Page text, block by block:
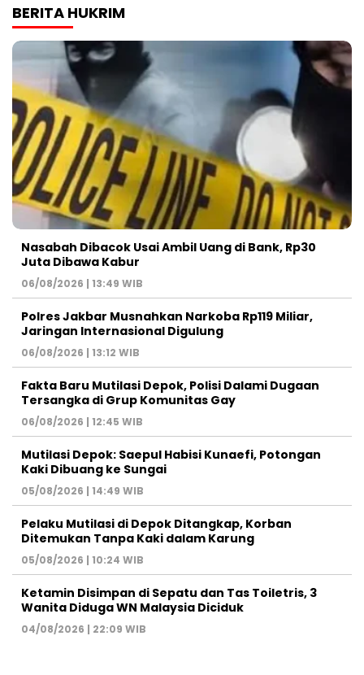
BERITA HUKRIM
Nasabah Dibacok Usai Ambil Uang di Bank, Rp30
Juta Dibawa Kabur
06/08/2026 | 13:49 WIB
Polres Jakbar Musnahkan Narkoba Rp119 Miliar,
Jaringan Internasional Digulung
06/08/2026 | 13:12 WIB
Fakta Baru Mutilasi Depok, Polisi Dalami Dugaan
Tersangka di Grup Komunitas Gay
06/08/2026 | 12:45 WIB
Mutilasi Depok: Saepul Habisi Kunaefi, Potongan
Kaki Dibuang ke Sungai
05/08/2026 | 14:49 WIB
Pelaku Mutilasi di Depok Ditangkap, Korban
Ditemukan Tanpa Kaki dalam Karung
05/08/2026 | 10:24 WIB
Ketamin Disimpan di Sepatu dan Tas Toiletris, 3
Wanita Diduga WN Malaysia Diciduk
04/08/2026 | 22:09 WIB